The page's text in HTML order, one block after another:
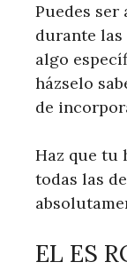
Puedes
durante las
algo
házselo
de
Haz que tu
todas las
EL ES